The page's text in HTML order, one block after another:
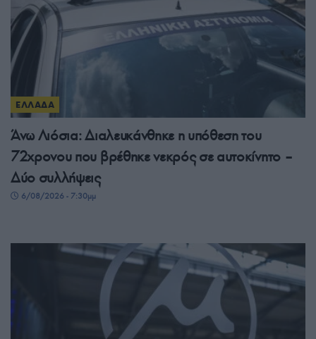
ΕΛΛΑΔΑ
Άνω Λιόσια: Διαλευκάνθηκε η υπόθεση του
72χρονου που βρέθηκε νεκρός σε αυτοκίνητο –
Δύο συλλήψεις
6/08/2026 - 7:30μμ